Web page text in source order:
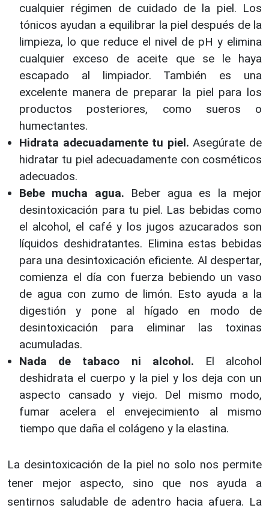
cualquier régimen de cuidado de la piel. Los
tónicos ayudan a equilibrar la piel después de la
limpieza, lo que reduce el nivel de pH y elimina
cualquier exceso de aceite que se le haya
escapado al limpiador. También es una
excelente manera de preparar la piel para los
productos posteriores, como sueros o
humectantes.
Hidrata adecuadamente tu piel. Asegúrate de
hidratar tu piel adecuadamente con cosméticos
adecuados.
Bebe mucha agua. Beber agua es la mejor
desintoxicación para tu piel. Las bebidas como
el alcohol, el café y los jugos azucarados son
líquidos deshidratantes. Elimina estas bebidas
para una desintoxicación eficiente. Al despertar,
comienza el día con fuerza bebiendo un vaso
de agua con zumo de limón. Esto ayuda a la
digestión y pone al hígado en modo de
desintoxicación para eliminar las toxinas
acumuladas.
Nada de tabaco ni alcohol. El alcohol
deshidrata el cuerpo y la piel y los deja con un
aspecto cansado y viejo. Del mismo modo,
fumar acelera el envejecimiento al mismo
tiempo que daña el colágeno y la elastina.
La desintoxicación de la piel no solo nos permite
tener mejor aspecto, sino que nos ayuda a
sentirnos saludable de adentro hacia afuera. La